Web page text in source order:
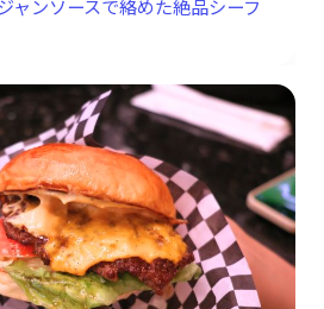
ャンソースで絡めた絶品シーフ